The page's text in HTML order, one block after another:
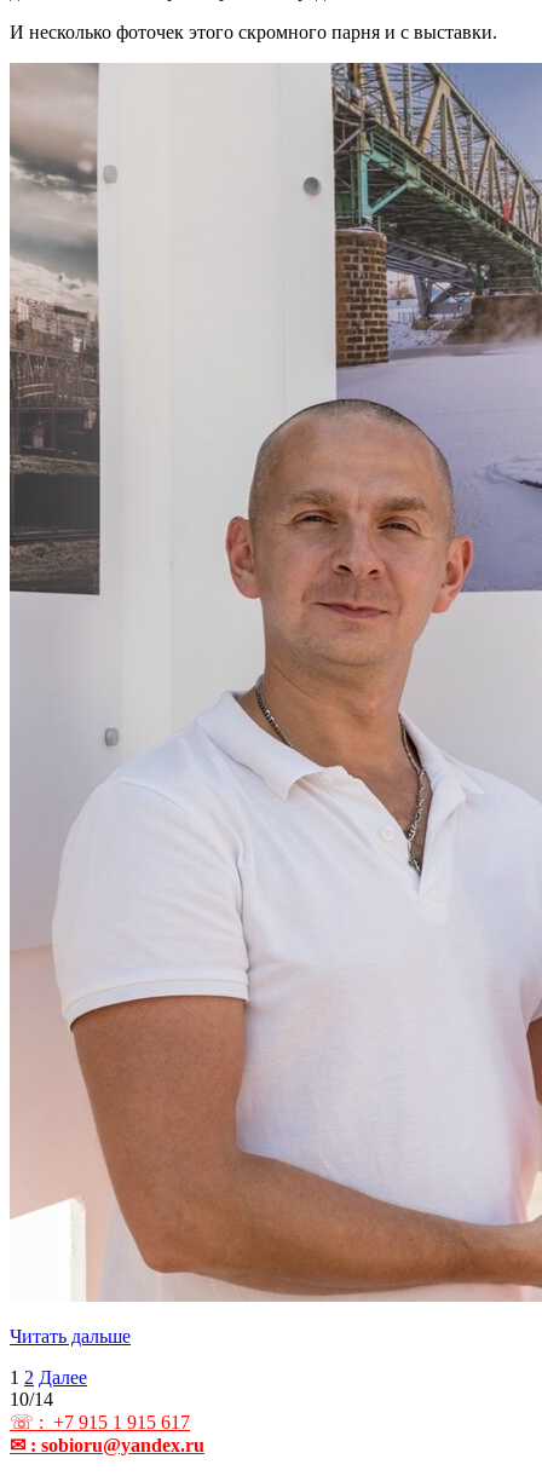
И несколько фоточек этого скромного парня и с выставки.
Читать дальше
Пагинация
записей
1 2 Далее
10/14
☏ : +7 915 1 915 617
✉ : sobioru@yandex.ru